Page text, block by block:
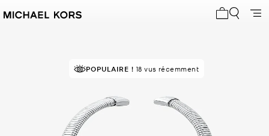
POPULAIRE ! 18 vus récemment